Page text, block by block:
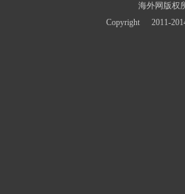
海外网版权
Copyright
2011-